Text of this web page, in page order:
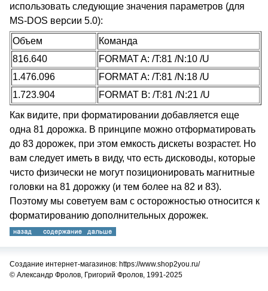
использовать следующие значения параметров (для
MS-DOS версии 5.0):
Объем
Команда
816.640
FORMAT A: /T:81 /N:10 /U
1.476.096
FORMAT A: /T:81 /N:18 /U
1.723.904
FORMAT B: /T:81 /N:21 /U
Как видите, при форматировании добавляется еще
одна 81 дорожка. В принципе можно отформатировать
до 83 дорожек, при этом емкость дискеты возрастет. Но
вам следует иметь в виду, что есть дисководы, которые
чисто физически не могут позиционировать магнитные
головки на 81 дорожку (и тем более на 82 и 83).
Поэтому мы советуем вам с осторожностью относится к
форматированию дополнительных дорожек.
Создание интернет-магазинов: https://www.shop2you.ru/
© Александр Фролов, Григорий Фролов, 1991-2025